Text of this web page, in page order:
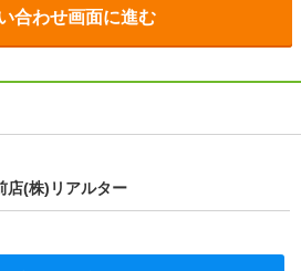
合わせ画面に進む
店(株)リアルター